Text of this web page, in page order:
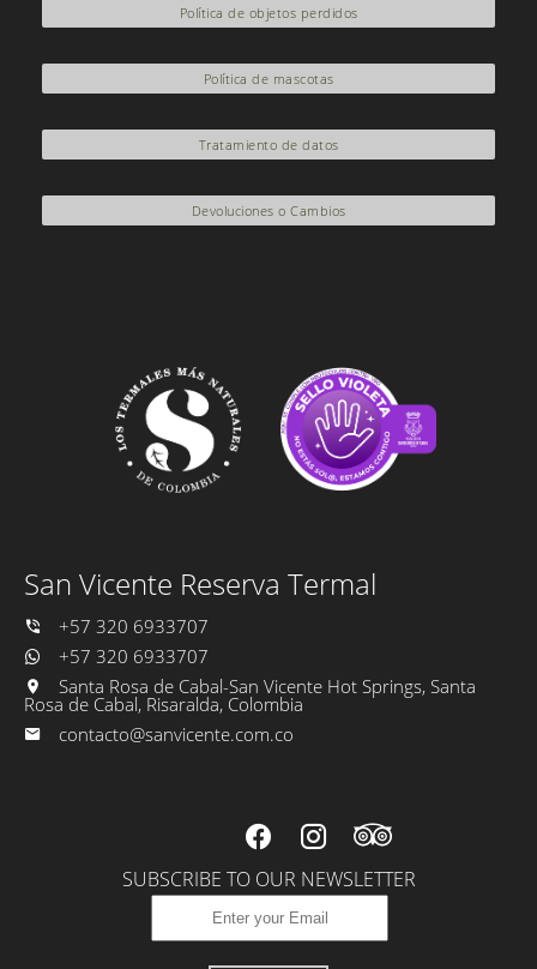
Política de objetos perdidos
Política de mascotas
Tratamiento de datos
Devoluciones o Cambios
San Vicente Reserva Termal
+57 320 6933707
+57 320 6933707
Santa Rosa de Cabal-San Vicente Hot Springs, Santa
Rosa de Cabal, Risaralda, Colombia
contacto@sanvicente.com.co
SUBSCRIBE TO OUR NEWSLETTER